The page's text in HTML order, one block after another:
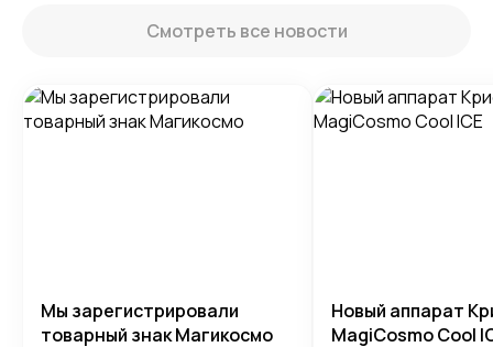
Смотреть все новости
Мы зарегистрировали
товарный знак Магикосмо
Новый аппарат
MagiCosmo Cool